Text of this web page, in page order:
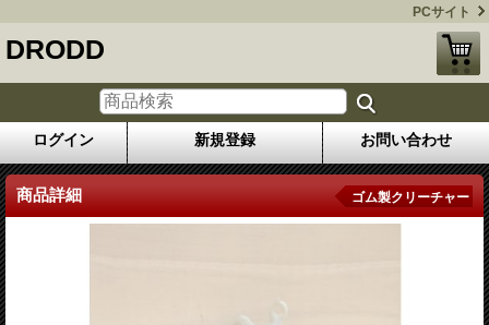
PCサイト
DRODD
ログイン 新規登録 お問い合わせ
商品詳細 ゴム製クリーチャー